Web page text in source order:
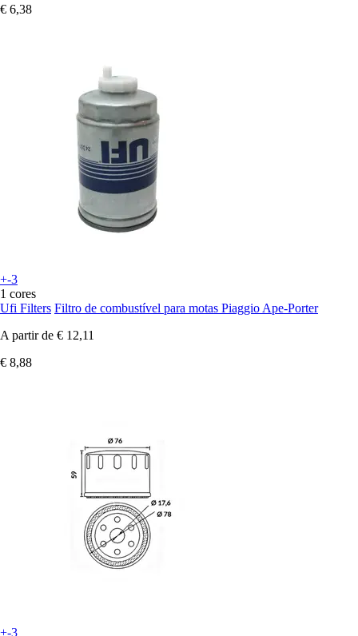
€ 6,38
+-3
1 cores
Ufi Filters Filtro de combustível para motas Piaggio Ape-Porter
A partir de € 12,11
€ 8,88
+-3